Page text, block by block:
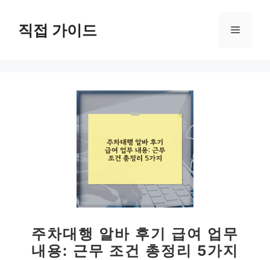
직접 가이드 메
주차대행 알바 후기 급여 업무
내용: 근무 조건 총정리 5가지